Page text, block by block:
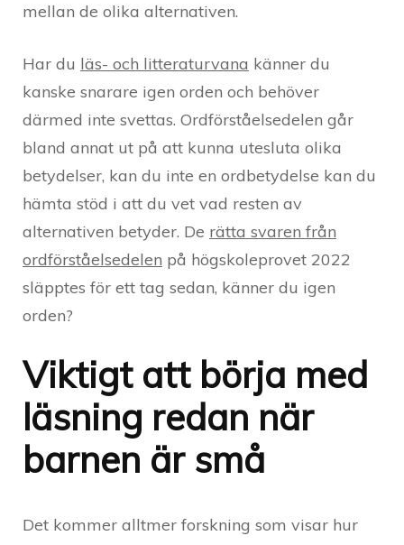
mellan de olika alternativen.
Har du läs- och litteraturvana känner du
kanske snarare igen orden och behöver
därmed inte svettas. Ordförståelsedelen går
bland annat ut på att kunna utesluta olika
betydelser, kan du inte en ordbetydelse kan du
hämta stöd i att du vet vad resten av
alternativen betyder. De rätta svaren från
ordförståelsedelen på högskoleprovet 2022
släpptes för ett tag sedan, känner du igen
orden?
Viktigt att börja med
läsning redan när
barnen är små
Det kommer alltmer forskning som visar hur